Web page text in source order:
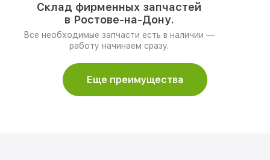
Склад фирменных запчастей
в Ростове-на-Дону.
Все необходимые запчасти есть в наличии —
работу начинаем сразу.
Еще преимущества